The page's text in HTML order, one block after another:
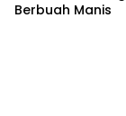
Berbuah Manis